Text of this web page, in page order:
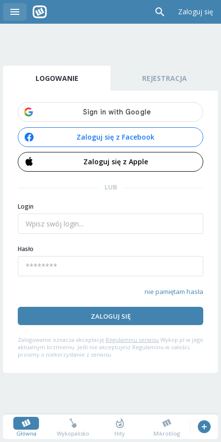
Zaloguj się
LOGOWANIE REJESTRACJA
Zaloguj się z Facebook
Zaloguj się z Apple
LUB
Login
Hasło
nie pamiętam hasła
ZALOGUJ SIĘ
Zalogowanie oznacza akceptację Regulaminu serwisu Wykop.pl w jego
aktualnym brzmieniu. Jeśli nie akceptujesz Regulaminu w całości,
prosimy o niekorzystanie z serwisu.
Główna Wykopalisko Hity Mikroblog